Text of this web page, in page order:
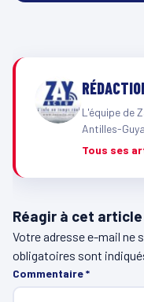
L'équipe de
Antilles-
Tous ses
Réagir à cet article
Votre adresse e-mail ne
obligatoires sont
Commentaire*